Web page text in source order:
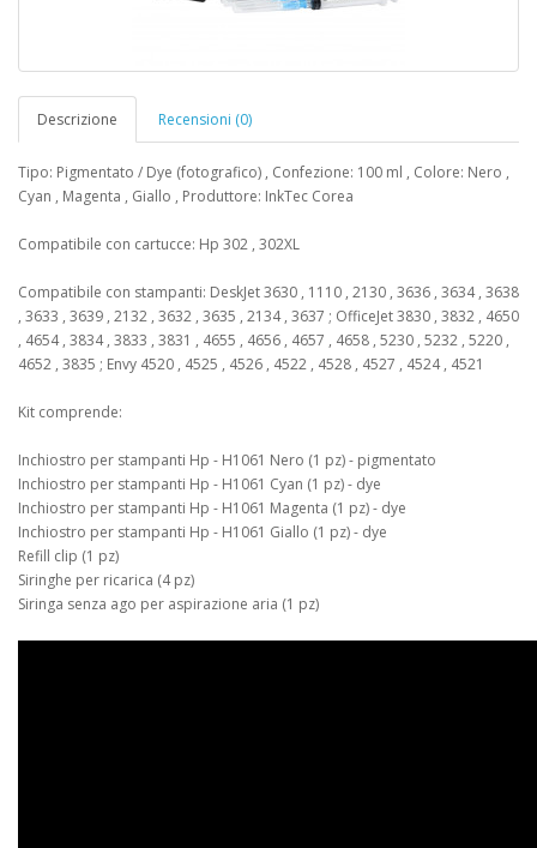
Descrizione Recensioni (0)
Tipo: Pigmentato / Dye (fotografico) , Confezione: 100 ml , Colore: Nero ,
Cyan , Magenta , Giallo , Produttore: InkTec Corea
Compatibile con cartucce: Hp 302 , 302XL
Compatibile con stampanti: DeskJet 3630 , 1110 , 2130 , 3636 , 3634 , 3638
, 3633 , 3639 , 2132 , 3632 , 3635 , 2134 , 3637 ; OfficeJet 3830 , 3832 , 4650
, 4654 , 3834 , 3833 , 3831 , 4655 , 4656 , 4657 , 4658 , 5230 , 5232 , 5220 ,
4652 , 3835 ; Envy 4520 , 4525 , 4526 , 4522 , 4528 , 4527 , 4524 , 4521
Kit comprende:
Inchiostro per stampanti Hp - H1061 Nero (1 pz) - pigmentato
Inchiostro per stampanti Hp - H1061 Cyan (1 pz) - dye
Inchiostro per stampanti Hp - H1061 Magenta (1 pz) - dye
Inchiostro per stampanti Hp - H1061 Giallo (1 pz) - dye
Refill clip (1 pz)
Siringhe per ricarica (4 pz)
Siringa senza ago per aspirazione aria (1 pz)